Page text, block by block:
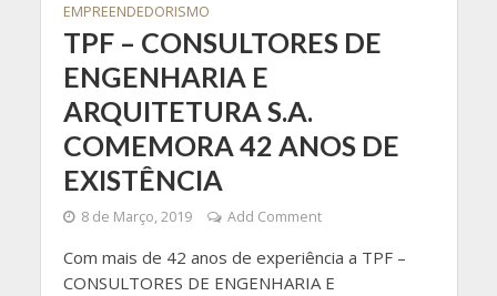
EMPREENDEDORISMO
TPF – CONSULTORES DE
ENGENHARIA E
ARQUITETURA S.A.
COMEMORA 42 ANOS DE
EXISTÊNCIA
8 de Março, 2019 Add Comment
Com mais de 42 anos de experiência a TPF –
CONSULTORES DE ENGENHARIA E